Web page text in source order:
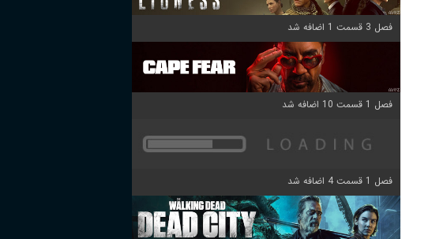
فصل 3 قسمت 1 اضافه شد
فصل 1 قسمت 10 اضافه شد
فصل 1 قسمت 4 اضافه شد